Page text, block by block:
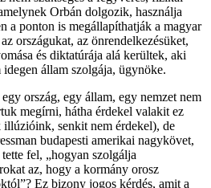
Orbán dolgozik, használja
a ponton is megállapíthatják a magyar
országukat, az önrendelkezésüket,
és diktatúrája alá kerültek, aki
állam szolgája, ügynöke.
ország, egy állam, egy nemzet nem
megírni, hátha érdekel valakit ez
senkit nem érdekel), de
budapesti amerikai nagykövet,
fel, „hogyan szolgálja
az, hogy a kormány orosz
Ez bizony jogos kérdés, amit a